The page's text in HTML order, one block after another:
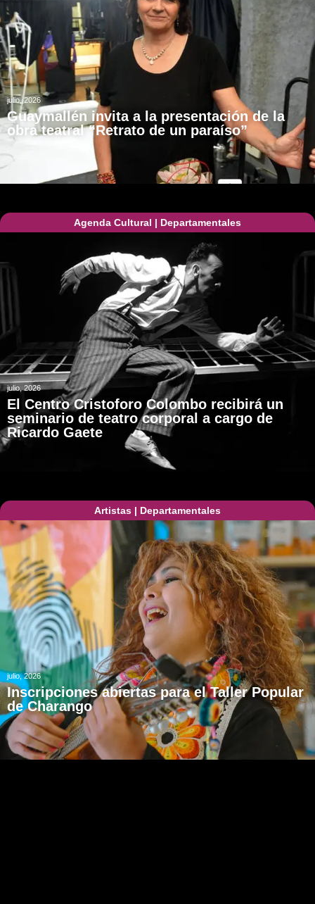
julio, 2026
Guaymallén invita a la presentación de la
obra teatral “Retrato de un paraíso”
Agenda Cultural | Departamentales
julio, 2026
El Centro Cristoforo Colombo recibirá un
seminario de teatro corporal a cargo de
Ricardo Gaete
Artistas | Departamentales
julio, 2026
Inscripciones abiertas para el Taller Popular
de Charango